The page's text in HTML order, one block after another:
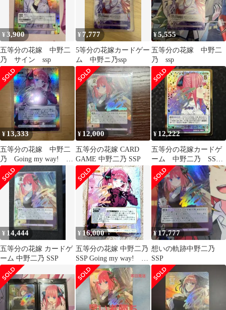
¥3,900
五等分の花嫁 中野二
乃 サイン ssp
¥ 7,777
5等分の花嫁カードゲー
ム 中野ニ乃ssp
¥5,555
五等分の花嫁 中野二
乃 ssp
¥ 13,333
五等分の花嫁 中野二
乃 Going my way!
SSP サイン
¥ 12,000
五等分の花嫁 CARD
GAME 中野二乃 SSP
¥ 12,222
五等分の花嫁カードゲ
ーム 中野二乃 SSP
単品
¥ 14,444
五等分の花嫁 カードゲ
ーム 中野二乃 SSP
¥ 16,000
五等分の花嫁 中野二乃
SSP Going my way! お
まけ付
¥ 17,777
想いの軌跡中野二乃
SSP